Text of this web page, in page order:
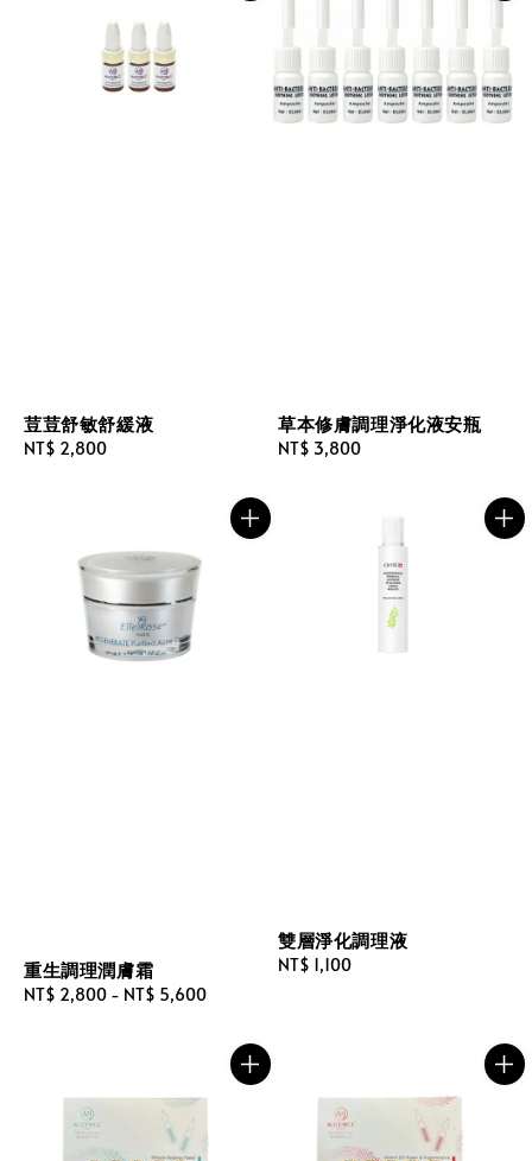
荳荳舒敏舒緩液
Regular
NT$ 2,800
草本修膚調理淨化液安瓶
Regular
NT$ 3,800
重生調理潤膚霜
Regular
NT$ 2,800 - NT$ 5,600
雙層淨化調理液
Regular
NT$ 1,100